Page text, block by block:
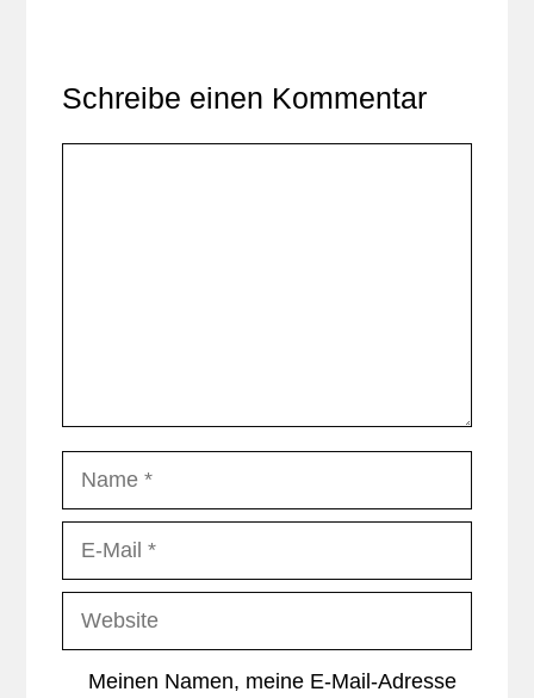
Schreibe einen Kommentar
Name
E-
Mail
Website
Meinen Namen, meine E-Mail-Adresse